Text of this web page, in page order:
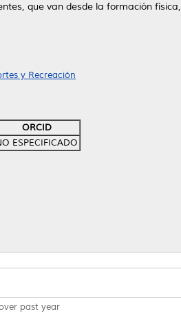
que van desde la formación
y Recreación
ORCID
ESPECIFICADO
past year